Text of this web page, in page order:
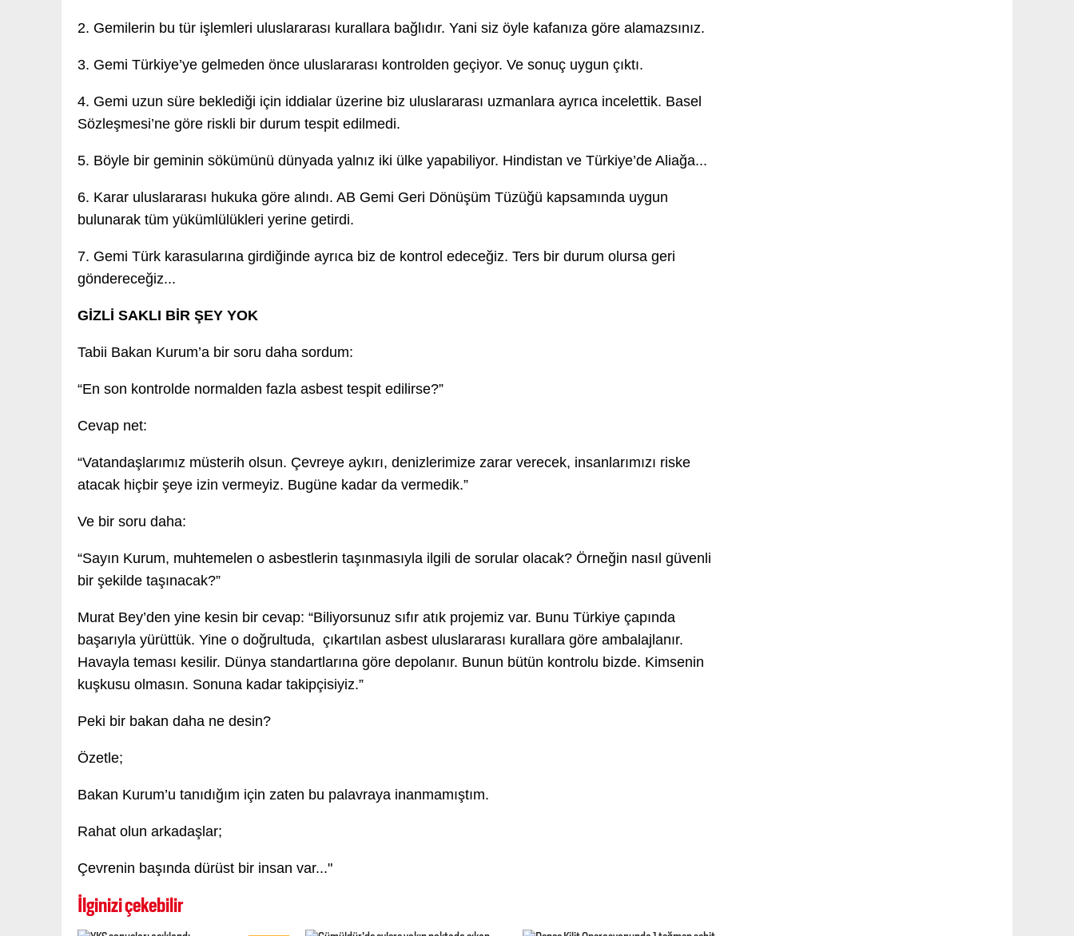
2. Gemilerin bu tür işlemleri uluslararası kurallara bağlıdır. Yani siz öyle kafanıza göre alamazsınız.
3. Gemi Türkiye’ye gelmeden önce uluslararası kontrolden geçiyor. Ve sonuç uygun çıktı.
4. Gemi uzun süre beklediği için iddialar üzerine biz uluslararası uzmanlara ayrıca incelettik. Basel
Sözleşmesi’ne göre riskli bir durum tespit edilmedi.
5. Böyle bir geminin sökümünü dünyada yalnız iki ülke yapabiliyor. Hindistan ve Türkiye’de Aliağa...
6. Karar uluslararası hukuka göre alındı. AB Gemi Geri Dönüşüm Tüzüğü kapsamında uygun
bulunarak tüm yükümlülükleri yerine getirdi.
7. Gemi Türk karasularına girdiğinde ayrıca biz de kontrol edeceğiz. Ters bir durum olursa geri
göndereceğiz...
GİZLİ SAKLI BİR ŞEY YOK
Tabii Bakan Kurum’a bir soru daha sordum:
“En son kontrolde normalden fazla asbest tespit edilirse?”
Cevap net:
“Vatandaşlarımız müsterih olsun. Çevreye aykırı, denizlerimize zarar verecek, insanlarımızı riske
atacak hiçbir şeye izin vermeyiz. Bugüne kadar da vermedik.”
Ve bir soru daha:
“Sayın Kurum, muhtemelen o asbestlerin taşınmasıyla ilgili de sorular olacak? Örneğin nasıl güvenli
bir şekilde taşınacak?”
Murat Bey’den yine kesin bir cevap: “Biliyorsunuz sıfır atık projemiz var. Bunu Türkiye çapında
başarıyla yürüttük. Yine o doğrultuda, çıkartılan asbest uluslararası kurallara göre ambalajlanır.
Havayla teması kesilir. Dünya standartlarına göre depolanır. Bunun bütün kontrolu bizde. Kimsenin
kuşkusu olmasın. Sonuna kadar takipçisiyiz.”
Peki bir bakan daha ne desin?
Özetle;
Bakan Kurum’u tanıdığım için zaten bu palavraya inanmamıştım.
Rahat olun arkadaşlar;
Çevrenin başında dürüst bir insan var..."
İlginizi çekebilir